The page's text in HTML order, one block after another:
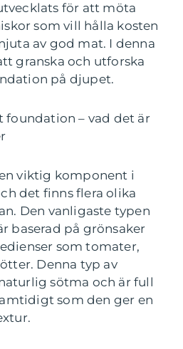
för att möta
som vill hålla kosten
av god mat. I denna
granska och utforska
på djupet.
foundation – vad det är
viktig komponent i
det finns flera olika
Den vanligaste typen
baserad på grönsaker
som tomater,
Denna typ av
sötma och är full
som den ger en